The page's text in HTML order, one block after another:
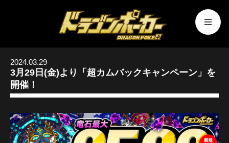
2024.03.29
3月29日(金)より「超カムバックキャンペーン」を
開催！